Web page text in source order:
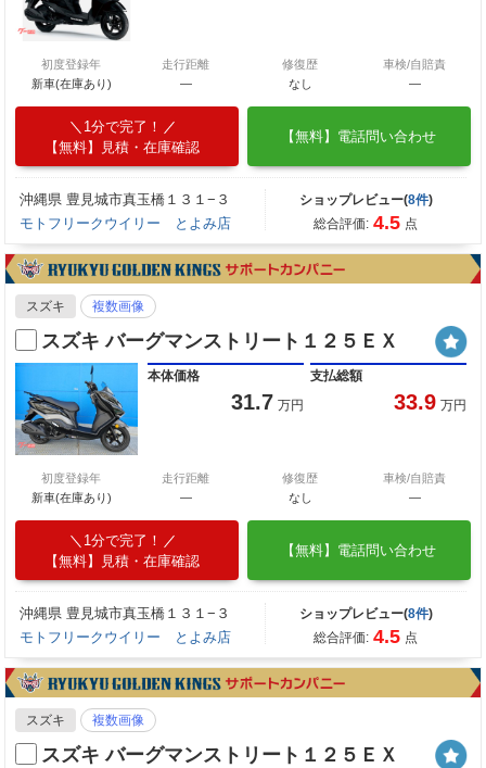
初度登録年
新車(在庫あり)
走行距離
―
修復歴
なし
車検/自賠責
―
1分で完了！
【無料】見積・在庫確認
【無料】電話問い合わせ
沖縄県 豊見城市真玉橋１３１−３
モトフリークウイリー とよみ店
ショップレビュー(8件)
総合評価: 4.5 点
スズキ 複数画像
スズキ バーグマンストリート１２５ＥＸ
本体価格
31.7 万円
支払総額
33.9 万円
初度登録年
新車(在庫あり)
走行距離
―
修復歴
なし
車検/自賠責
―
1分で完了！
【無料】見積・在庫確認
【無料】電話問い合わせ
沖縄県 豊見城市真玉橋１３１−３
モトフリークウイリー とよみ店
ショップレビュー(8件)
総合評価: 4.5 点
スズキ 複数画像
スズキ バーグマンストリート１２５ＥＸ